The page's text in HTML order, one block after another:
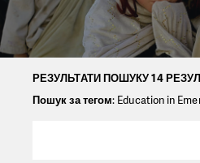
РЕЗУЛЬТАТИ ПОШУКУ 14
Пошук за тегом: Education in